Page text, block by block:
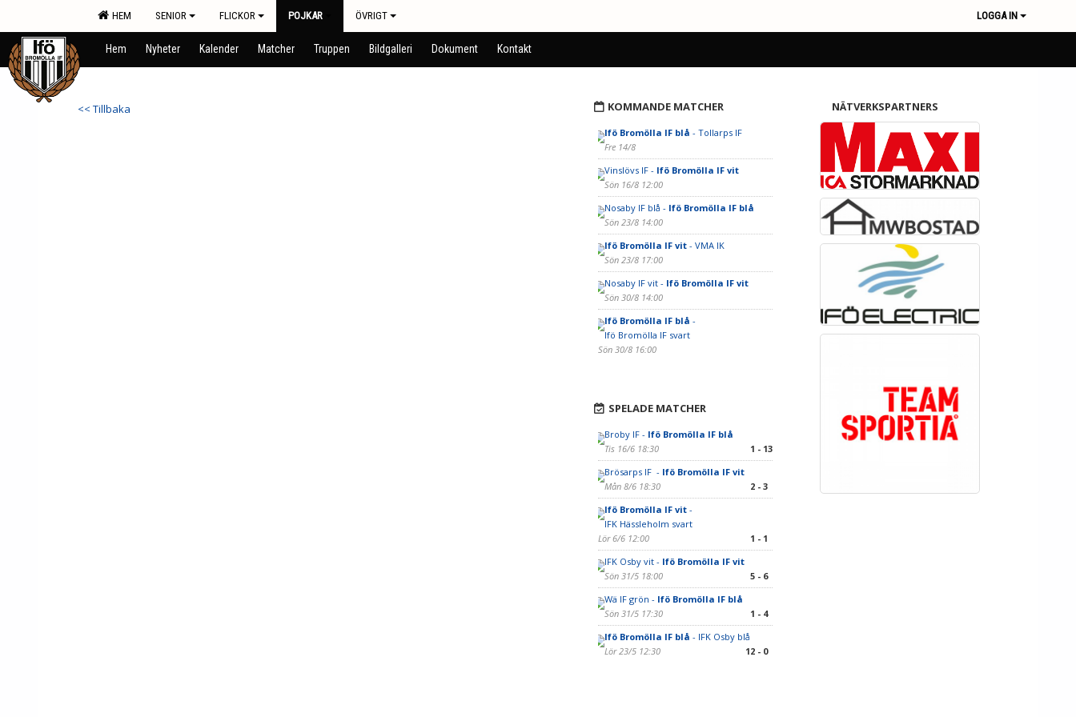
HEM SENIOR FLICKOR POJKAR ÖVRIGT LOGGA IN
Hem Nyheter Kalender Matcher Truppen Bildgalleri Dokument Kontakt
<< Tillbaka KOMMANDE MATCHER
Ifö Bromölla IF blå - Tollarps IF
Fre 14/8
Vinslövs IF - Ifö Bromölla IF vit
Sön 16/8 12:00
Nosaby IF blå - Ifö Bromölla IF blå
Sön 23/8 14:00
Ifö Bromölla IF vit- VMA IK
Sön 23/8 17:00
Nosaby IF vit - Ifö Bromölla IF vit
Sön 30/8 14:00
Ifö Bromölla IF blå -
Ifö Bromölla IF svart
Sön 30/8 16:00
SPELADE MATCHER
Broby IF - Ifö Bromölla IF blå
Tis 16/6 18:30
1 - 13
Brösarps IF - Ifö Bromölla IF vit
Mån 8/6 18:30
2 - 3
Ifö Bromölla IF vit-
IFK Hässleholm svart
Lör 6/6 12:00
1 - 1
IFK Osby vit - Ifö Bromölla IF vit
Sön 31/5 18:00
5 - 6
Wä IF grön - Ifö Bromölla IF blå
Sön 31/5 17:30
1 - 4
Ifö Bromölla IF blå - IFK Osby blå
Lör 23/5 12:30
12 - 0
NÄTVERKSPARTNERS